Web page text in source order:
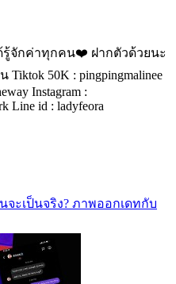
รู้จักค่าทุกคน❤️ ฝากตัวด้วยนะ
50K : pingpingmalinee
Instagram :
Line id : ladyfeora
จะเป็นจริง? ภาพออกเดทกับ